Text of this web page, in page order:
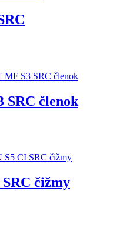
SRC členok
čižmy